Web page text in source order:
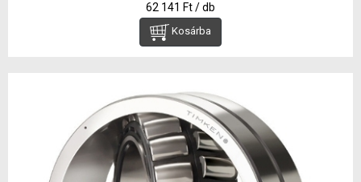
62 141 Ft / db
Kosárba